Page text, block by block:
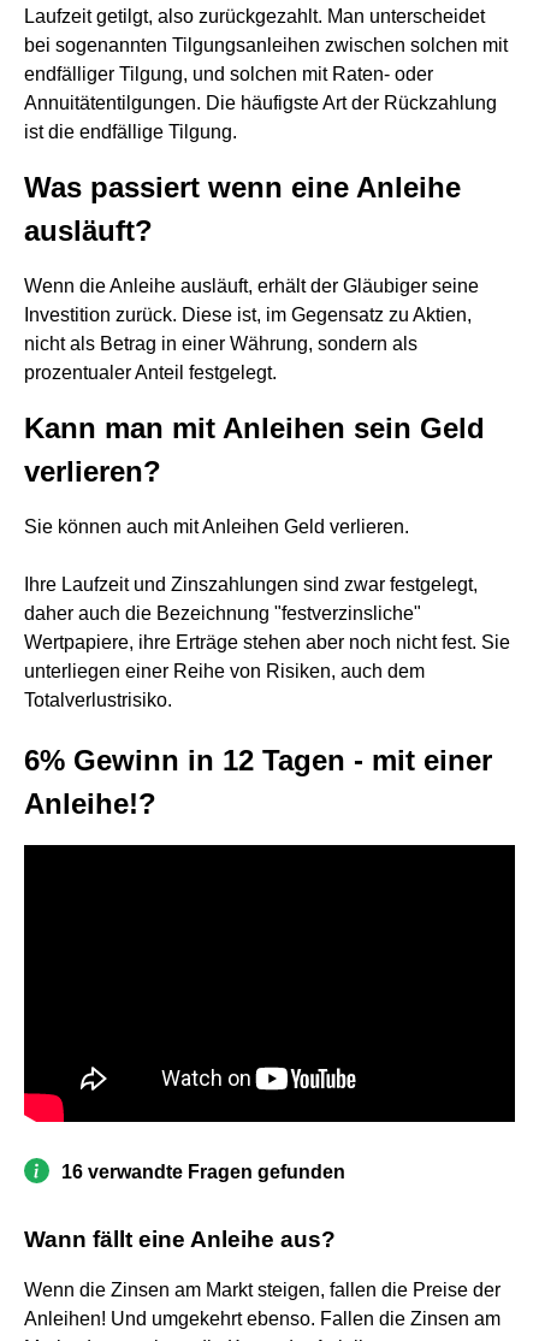
Laufzeit getilgt, also zurückgezahlt. Man unterscheidet
bei sogenannten Tilgungsanleihen zwischen solchen mit
endfälliger Tilgung, und solchen mit Raten- oder
Annuitätentilgungen. Die häufigste Art der Rückzahlung
ist die endfällige Tilgung.
Was passiert wenn eine Anleihe
ausläuft?
Wenn die Anleihe ausläuft, erhält der Gläubiger seine
Investition zurück. Diese ist, im Gegensatz zu Aktien,
nicht als Betrag in einer Währung, sondern als
prozentualer Anteil festgelegt.
Kann man mit Anleihen sein Geld
verlieren?
Sie können auch mit Anleihen Geld verlieren.
Ihre Laufzeit und Zinszahlungen sind zwar festgelegt,
daher auch die Bezeichnung "festverzinsliche"
Wertpapiere, ihre Erträge stehen aber noch nicht fest. Sie
unterliegen einer Reihe von Risiken, auch dem
Totalverlustrisiko.
6% Gewinn in 12 Tagen - mit einer
Anleihe!?
16 verwandte Fragen gefunden
Wann fällt eine Anleihe aus?
Wenn die Zinsen am Markt steigen, fallen die Preise der
Anleihen! Und umgekehrt ebenso. Fallen die Zinsen am